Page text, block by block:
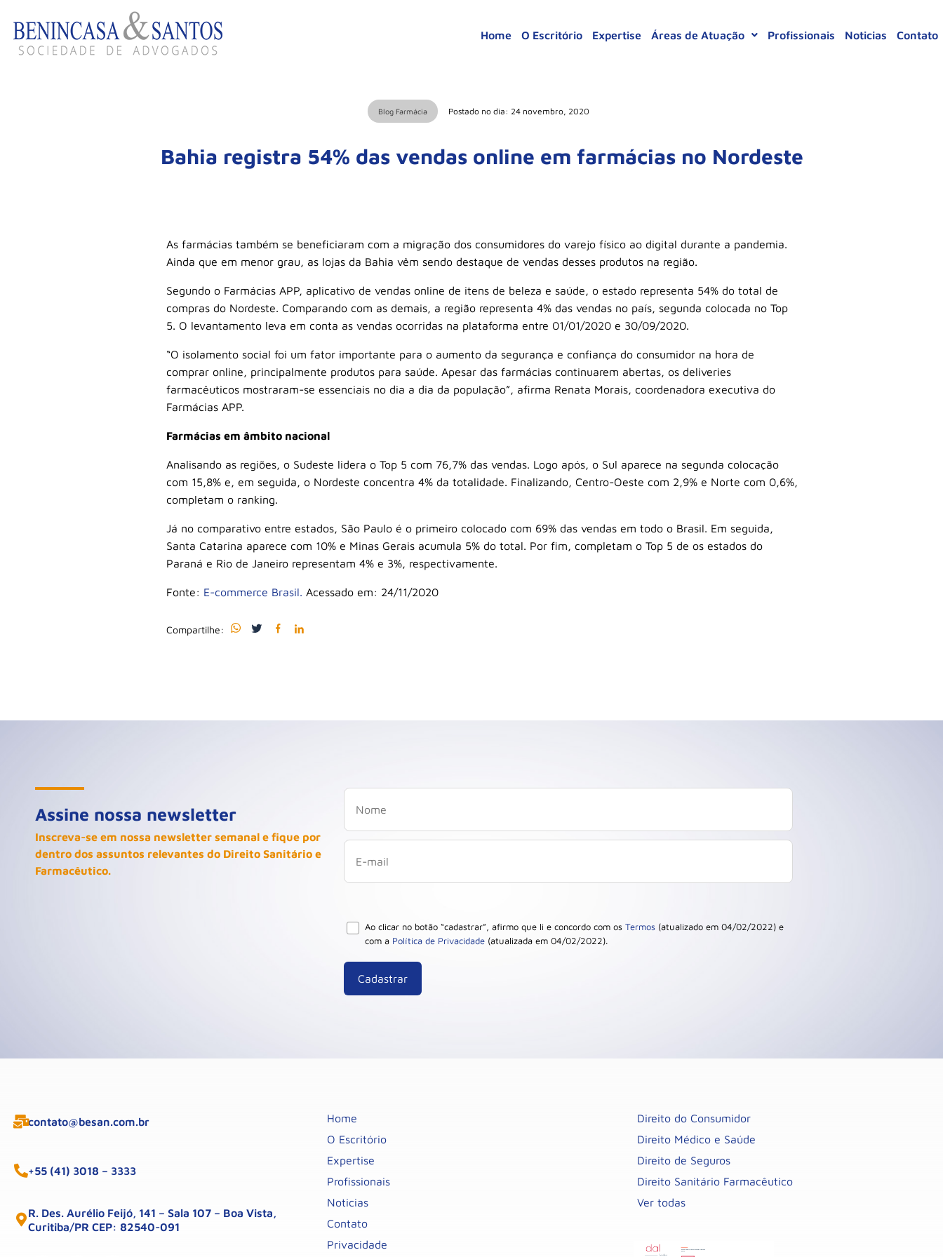
Home O Escritório Expertise Áreas de Atuação Profissionais Noticias Contato
Blog Farmácia Postado no dia: 24 novembro, 2020
Bahia registra 54% das vendas online em farmácias no Nordeste
As farmácias também se beneficiaram com a migração dos consumidores do varejo físico ao digital durante a pandemia.
Ainda que em menor grau, as lojas da Bahia vêm sendo destaque de vendas desses produtos na região.
Segundo o Farmácias APP, aplicativo de vendas online de itens de beleza e saúde, o estado representa 54% do total de
compras do Nordeste. Comparando com as demais, a região representa 4% das vendas no país, segunda colocada no Top
5. O levantamento leva em conta as vendas ocorridas na plataforma entre 01/01/2020 e 30/09/2020.
“O isolamento social foi um fator importante para o aumento da segurança e confiança do consumidor na hora de
comprar online, principalmente produtos para saúde. Apesar das farmácias continuarem abertas, os deliveries
farmacêuticos mostraram-se essenciais no dia a dia da população”, afirma Renata Morais, coordenadora executiva do
Farmácias APP.
Farmácias em âmbito nacional
Analisando as regiões, o Sudeste lidera o Top 5 com 76,7% das vendas. Logo após, o Sul aparece na segunda colocação
com 15,8% e, em seguida, o Nordeste concentra 4% da totalidade. Finalizando, Centro-Oeste com 2,9% e Norte com 0,6%,
completam o ranking.
Já no comparativo entre estados, São Paulo é o primeiro colocado com 69% das vendas em todo o Brasil. Em seguida,
Santa Catarina aparece com 10% e Minas Gerais acumula 5% do total. Por fim, completam o Top 5 de os estados do
Paraná e Rio de Janeiro representam 4% e 3%, respectivamente.
Fonte: E-commerce Brasil. Acessado em: 24/11/2020
Compartilhe:
Assine nossa newsletter
Inscreva-se em nossa newsletter semanal e fique por
dentro dos assuntos relevantes do Direito Sanitário e
Farmacêutico.
Ao clicar no botão “cadastrar”, afirmo que li e concordo com os Termos (atualizado em 04/02/2022) e
com a Política de Privacidade (atualizada em 04/02/2022).
contato@besan.com.br
+55 (41) 3018 – 3333
R. Des. Aurélio Feijó, 141 – Sala 107 – Boa Vista,
Curitiba/PR CEP: 82540-091
Home
O Escritório
Expertise
Profissionais
Noticias
Contato
Privacidade
Direito do Consumidor
Direito Médico e Saúde
Direito de Seguros
Direito Sanitário Farmacêutico
Ver todas